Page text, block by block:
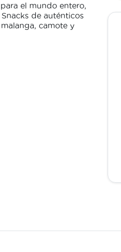
el mundo entero,
de auténticos
camote y